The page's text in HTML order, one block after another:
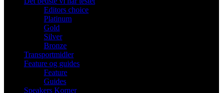
Editors choice
Platinum
Gold
Silver
Bronze
Transportmidler
Feature og guides
Feature
Guides
Speakers Korner